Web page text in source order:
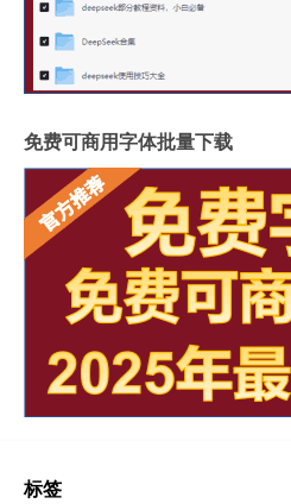
免费可商用字体批量下载
标签